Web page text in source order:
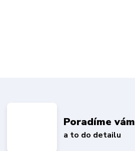
Poradíme vám
a to do detailu